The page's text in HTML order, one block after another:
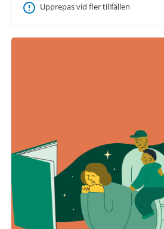
Upprepas vid fler tillfällen